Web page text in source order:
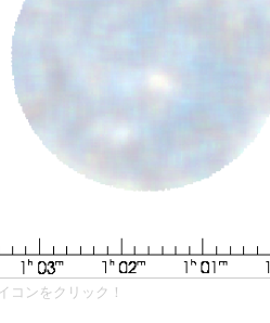
コンをクリック！